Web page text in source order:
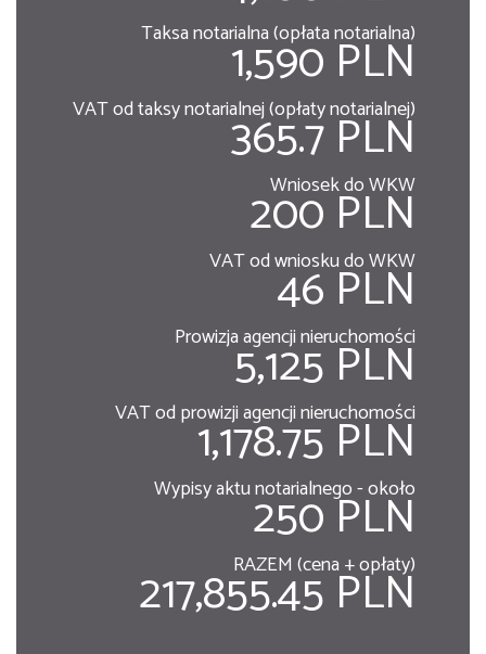
Taksa notarialna (opłata notarialna)
1,590 PLN
VAT od taksy notarialnej (opłaty notarialnej)
365.7 PLN
Wniosek do WKW
200 PLN
VAT od wniosku do WKW
46 PLN
Prowizja agencji nieruchomości
5,125 PLN
VAT od prowizji agencji nieruchomości
1,178.75 PLN
Wypisy aktu notarialnego - około
250 PLN
RAZEM (cena + opłaty)
217,855.45 PLN